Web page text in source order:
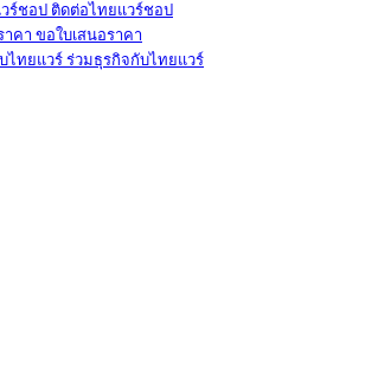
ติดต่อไทยแวร์ชอป
ขอใบเสนอราคา
ร่วมธุรกิจกับไทยแวร์